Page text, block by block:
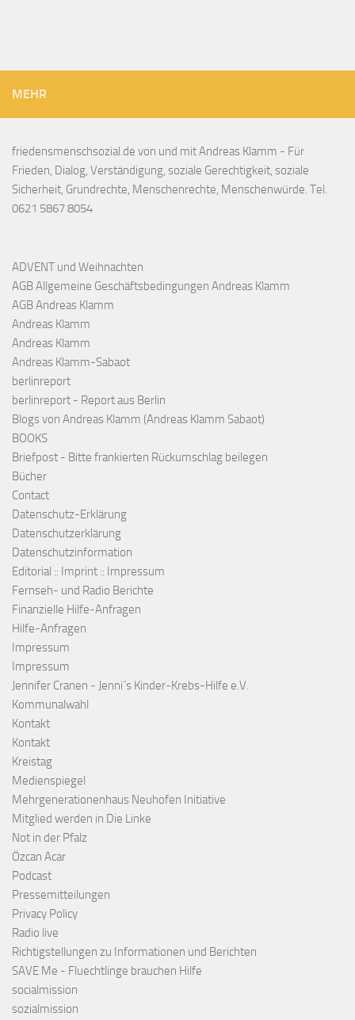
MEHR
friedensmenschsozial.de von und mit Andreas Klamm - Für
Frieden, Dialog, Verständigung, soziale Gerechtigkeit, soziale
Sicherheit, Grundrechte, Menschenrechte, Menschenwürde. Tel.
0621 5867 8054
ADVENT und Weihnachten
AGB Allgemeine Geschäftsbedingungen Andreas Klamm
AGB Andreas Klamm
Andreas Klamm
Andreas Klamm
Andreas Klamm-Sabaot
berlinreport
berlinreport - Report aus Berlin
Blogs von Andreas Klamm (Andreas Klamm Sabaot)
BOOKS
Briefpost - Bitte frankierten Rückumschlag beilegen
Bücher
Contact
Datenschutz-Erklärung
Datenschutzerklärung
Datenschutzinformation
Editorial :: Imprint :: Impressum
Fernseh- und Radio Berichte
Finanzielle Hilfe-Anfragen
Hilfe-Anfragen
Impressum
Impressum
Jennifer Cranen - Jenni´s Kinder-Krebs-Hilfe e.V.
Kommunalwahl
Kontakt
Kontakt
Kreistag
Medienspiegel
Mehrgenerationenhaus Neuhofen Initiative
Mitglied werden in Die Linke
Not in der Pfalz
Özcan Acar
Podcast
Pressemitteilungen
Privacy Policy
Radio live
Richtigstellungen zu Informationen und Berichten
SAVE Me - Fluechtlinge brauchen Hilfe
socialmission
sozialmission